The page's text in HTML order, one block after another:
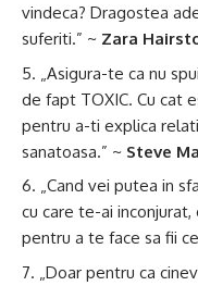
vindeca? Dragostea
suferiti.” ~ Zara
„Asigura-te ca nu
de fapt TOXIC. Cu cat
pentru a-ti explica
sanatoasa.” ~ Steve
„Cand vei putea in
cu care te-ai
pentru a te face sa fii
„Doar pentru ca